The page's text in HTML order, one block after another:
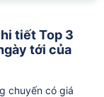
tiết Top 3
tới của
chuyến có giá